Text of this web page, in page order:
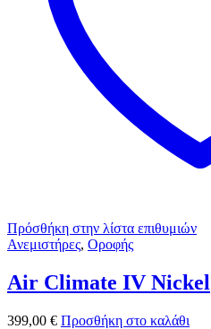
Πρόσθήκη στην λίστα επιθυμιών
Ανεμιστήρες, Οροφής
Air Climate IV Nickel
399,00 € Προσθήκη στο καλάθι